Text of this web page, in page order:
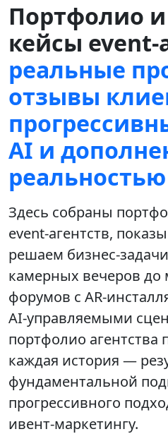
Портфолио
кейсы
реальные
отзывы
AI и
реальностью
Здесь собраны
event‑агентств,
решаем
камерных вечеров
форумов с
AI‑управляемыми
портфолио агентства
каждая история —
фундаментальной
прогрессивного
ивент‑маркетингу.